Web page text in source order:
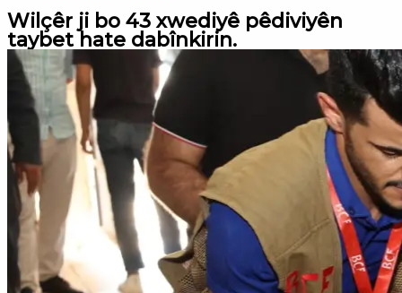
Wilçêr ji bo 43 xwediyê pêdiviyên
taybet hate dabînkirin.